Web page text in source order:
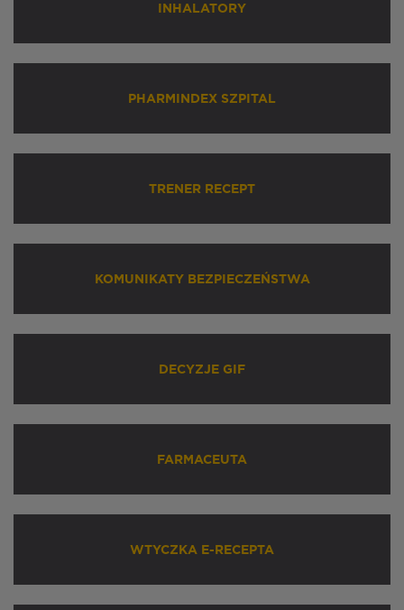
INHALATORY
PHARMINDEX SZPITAL
TRENER RECEPT
KOMUNIKATY BEZPIECZEŃSTWA
DECYZJE GIF
FARMACEUTA
WTYCZKA E-RECEPTA